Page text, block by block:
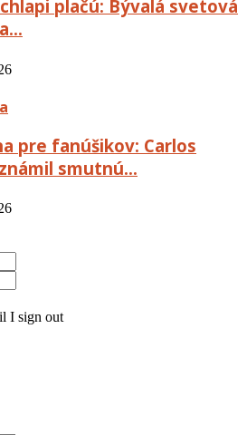
plačú: Bývalá svetová
pre fanúšikov: Carlos
smutnú…
I sign out